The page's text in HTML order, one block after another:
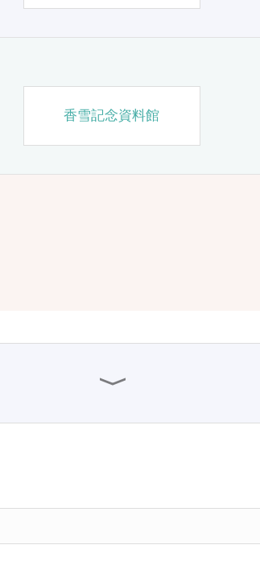
香雪記念資料館